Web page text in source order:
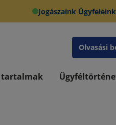
Jogászaink
Olvasási
tartalmak